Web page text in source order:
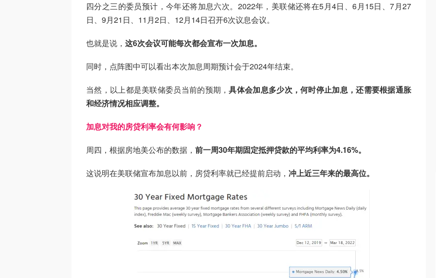
四分之三的委员预计，今年还将加息六次。2022年，美联储还将在5月4日、6月15日、7月27
日、9月21日、11月2日、12月14日召开6次议息会议。
也就是说， 这6次会议可能每次都会宣布一次加息。
同时，点阵图中可以看出本次加息周期预计会于2024年结束。
当然，以上都是美联储委员当前的预期，具体会加息多少次，何时停止加息，还需要根据通胀
和经济情况相应调整。
加息对我的房贷利率会有何影响？
周四，根据房地美公布的数据， 前一周30年期固定抵押贷款的平均利率为4.16%。
这说明在美联储宣布加息以前，房贷利率就已经提前启动， 冲上近三年来的最高位。